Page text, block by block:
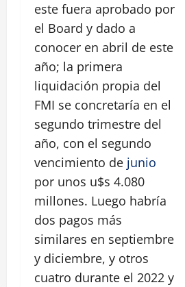
este fuera aprobado por
el Board y dado a
conocer en abril de este
año; la primera
liquidación propia del
FMI se concretaría en el
segundo trimestre del
año, con el segundo
vencimiento de junio
por unos u$s 4.080
millones. Luego habría
dos pagos más
similares en septiembre
y diciembre, y otros
cuatro durante el 2022 y